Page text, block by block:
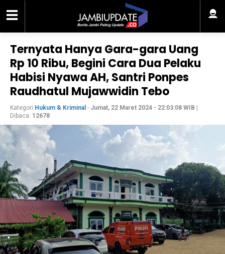
Ternyata Hanya Gara-gara Uang
Rp 10 Ribu, Begini Cara Dua Pelaku
Habisi Nyawa AH, Santri Ponpes
Raudhatul Mujawwidin Tebo
Kategori Hukum & Kriminal - Jumat, 22 Maret 2024 - 22:03:08 WIB
Dibaca: 12678